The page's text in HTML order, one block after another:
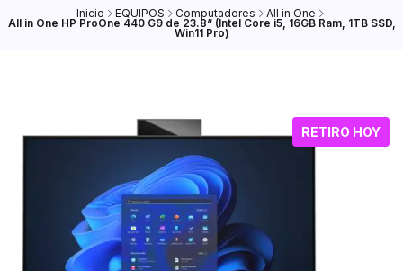
Inicio EQUIPOS Computadores All in One
All in One HP ProOne 440 G9 de 23.8“ (Intel Core i5, 16GB Ram, 1TB SSD,
Win11 Pro)
RETIRO HOY